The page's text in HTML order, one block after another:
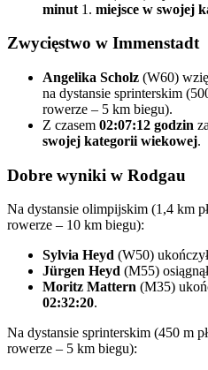
minut 1. miejsce w swojej
Zwycięstwo w Immenstadt
Angelika Scholz (W60)
na dystansie sprinterskim
rowerze – 5 km biegu).
Z czasem 02:07:12 godzin
swojej kategorii wiekowej.
Dobre wyniki w Rodgau
Na dystansie olimpijskim (1,4 km
rowerze – 10 km biegu):
Sylvia Heyd (W50)
Jürgen Heyd (M55)
Moritz Mattern (M35)
02:32:20.
Na dystansie sprinterskim (450 m
rowerze – 5 km biegu):